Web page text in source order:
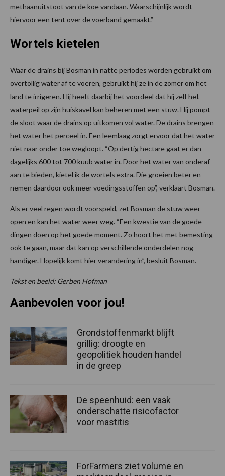
methaanuitstoot van de koe vandaan. Waarschijnlijk wordt
hiervoor een tent over de voerband gemaakt.”
Wortels kietelen
Waar de drains bij Bosman in natte periodes worden gebruikt om
overtollig water af te voeren, gebruikt hij ze in de zomer om het
land te irrigeren. Hij heeft daarbij het voordeel dat hij zelf het
waterpeil op zijn huiskavel kan beheren met een stuw. Hij pompt
de sloot waar de drains op uitkomen vol water. De drains brengen
het water het perceel in. Een leemlaag zorgt ervoor dat het water
niet naar onder toe wegloopt. “Op dertig hectare gaat er dan
dagelijks 600 tot 700 kuub water in. Door het water van onderaf
aan te bieden, kietel ik de wortels extra. Die groeien beter en
nemen daardoor ook meer voedingsstoffen op”, verklaart Bosman.
Als er veel regen wordt voorspeld, zet Bosman de stuw weer
open en kan het water weer weg. “Een kwestie van de goede
dingen doen op het goede moment. Zo hoort het met bemesting
ook te gaan, maar dat kan op verschillende onderdelen nog
handiger. Hopelijk komt hier verandering in”, besluit Bosman.
Tekst en beeld: Gerben Hofman
Aanbevolen voor jou!
Grondstoffenmarkt blijft
grillig: droogte en
geopolitiek houden handel
in de greep
De speenhuid: een vaak
onderschatte risicofactor
voor mastitis
ForFarmers ziet volume en